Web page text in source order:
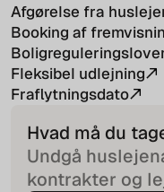
Afgørelse fra
Booking af
Fleksibel udlejning
Fraflytningsdato
Hvad må du
Undgå
kontrakter og